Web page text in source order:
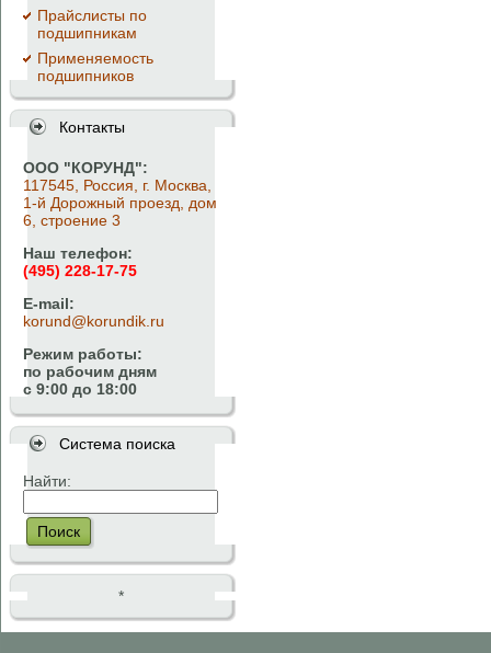
Прайслисты по
подшипникам
Применяемость
подшипников
Контакты
ООО "КОРУНД":
117545, Россия, г. Москва,
1-й Дорожный проезд, дом
6, строение 3
Наш телефон:
(495) 228-17-75
E-mail:
korund@korundik.ru
Режим работы:
по рабочим дням
с 9:00 до 18:00
Система поиска
Найти:
Поиск
*